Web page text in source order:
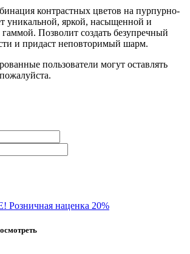
контрастных цветов на пурпурно-
уникальной, яркой, насыщенной и
Позволит создать безупречный
и придаст неповторимый шарм.
пользователи могут оставлять
наценка 20%